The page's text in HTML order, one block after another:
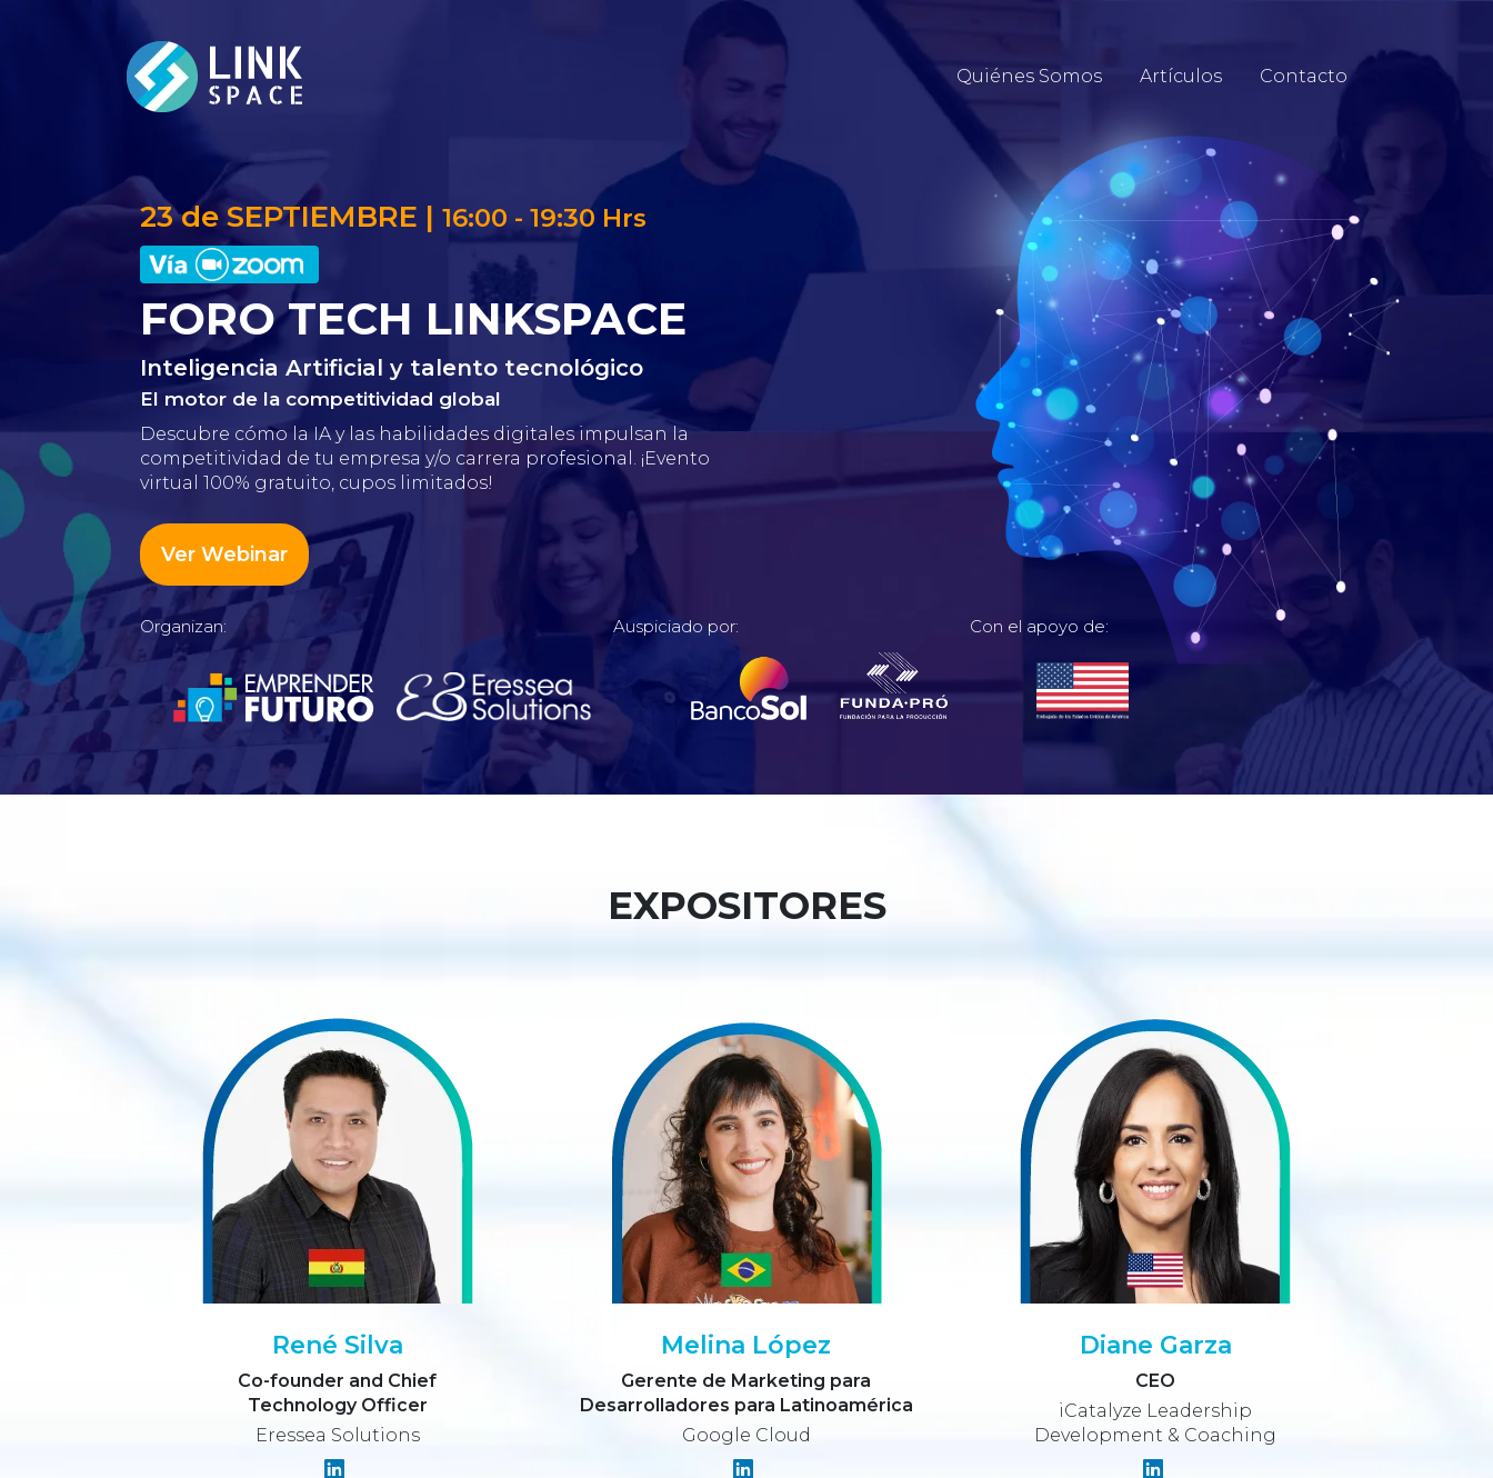
Quiénes Somos Artículos Contacto
23 de SEPTIEMBRE | 16:00 - 19:30 Hrs
FORO TECH LINKSPACE
Inteligencia Artificial y talento tecnológico
El motor de la competitividad global
Descubre cómo la IA y las habilidades digitales impulsan la
competitividad de tu empresa y/o carrera profesional. ¡Evento
virtual 100% gratuito, cupos limitados!
Ver Webinar
Organizan: Auspiciado por: Con el apoyo de:
EXPOSITORES
René Silva
Co-founder and Chief
Technology Officer
Eressea Solutions
Melina López
Gerente de Marketing para
Desarrolladores para Latinoamérica
Google Cloud
Diane Garza
CEO
iCatalyze Leadership
Development & Coaching